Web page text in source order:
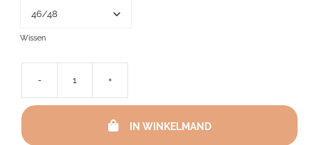
Wissen
-
heren
capuchon
+
IN WINKELMAND